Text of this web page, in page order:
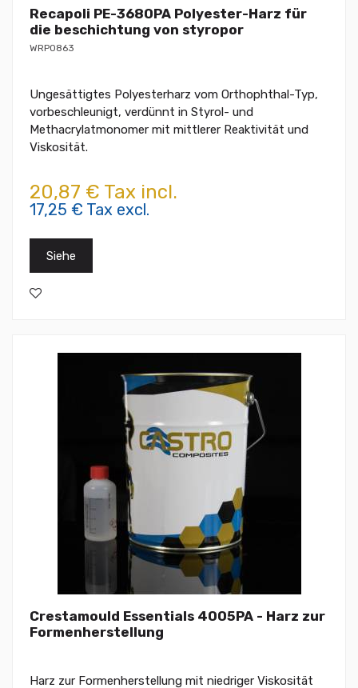
Recapoli PE-3680PA Polyester-Harz für
die beschichtung von styropor
WRP0863
Ungesättigtes Polyesterharz vom Orthophthal-Typ,
vorbeschleunigt, verdünnt in Styrol- und
Methacrylatmonomer mit mittlerer Reaktivität und
Viskosität.
20,87 € Tax incl.
17,25 € Tax excl.
Siehe
Crestamould Essentials 4005PA - Harz zur
Formenherstellung
Harz zur Formenherstellung mit niedriger Viskosität